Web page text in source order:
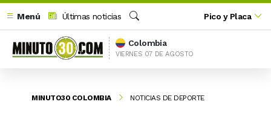
Menú
Últimas noticias
Buscar
Pico y Placa
Colombia
VIERNES 07 DE AGOSTO
MINUTO30 COLOMBIA NOTICIAS DE DEPORTE